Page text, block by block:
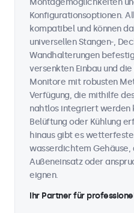
Montagemöglichkeiten
Konfigurationsoptionen.
kompatibel und können
universellen Stangen-,
Wandhalterungen
versenkten Einbau und
Monitore mit robusten
Verfügung, die mithilfe
nahtlos integriert werden
Belüftung oder Kühlung
hinaus gibt es
wasserdichtem Gehäuse,
Außeneinsatz oder
eignen.
Ihr Partner für